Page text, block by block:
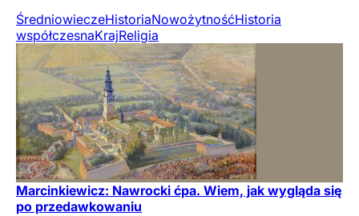
ŚredniowieczeHistoriaNowożytnośćHistoria
współczesnaKrajReligia
Marcinkiewicz: Nawrocki ćpa. Wiem, jak wygląda się
po przedawkowaniu